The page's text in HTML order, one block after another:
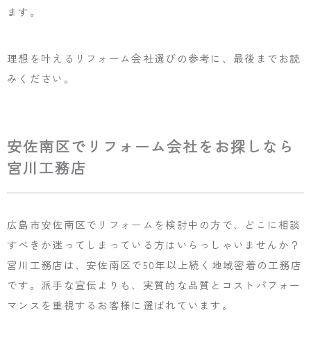
ます。
理想を叶えるリフォーム会社選びの参考に、最後までお読
みください。
安佐南区でリフォーム会社をお探しなら
宮川工務店
広島市安佐南区でリフォームを検討中の方で、どこに相談
すべきか迷ってしまっている方はいらっしゃいませんか？
宮川工務店は、安佐南区で50年以上続く地域密着の工務店
です。派手な宣伝よりも、実質的な品質とコストパフォー
マンスを重視するお客様に選ばれています。